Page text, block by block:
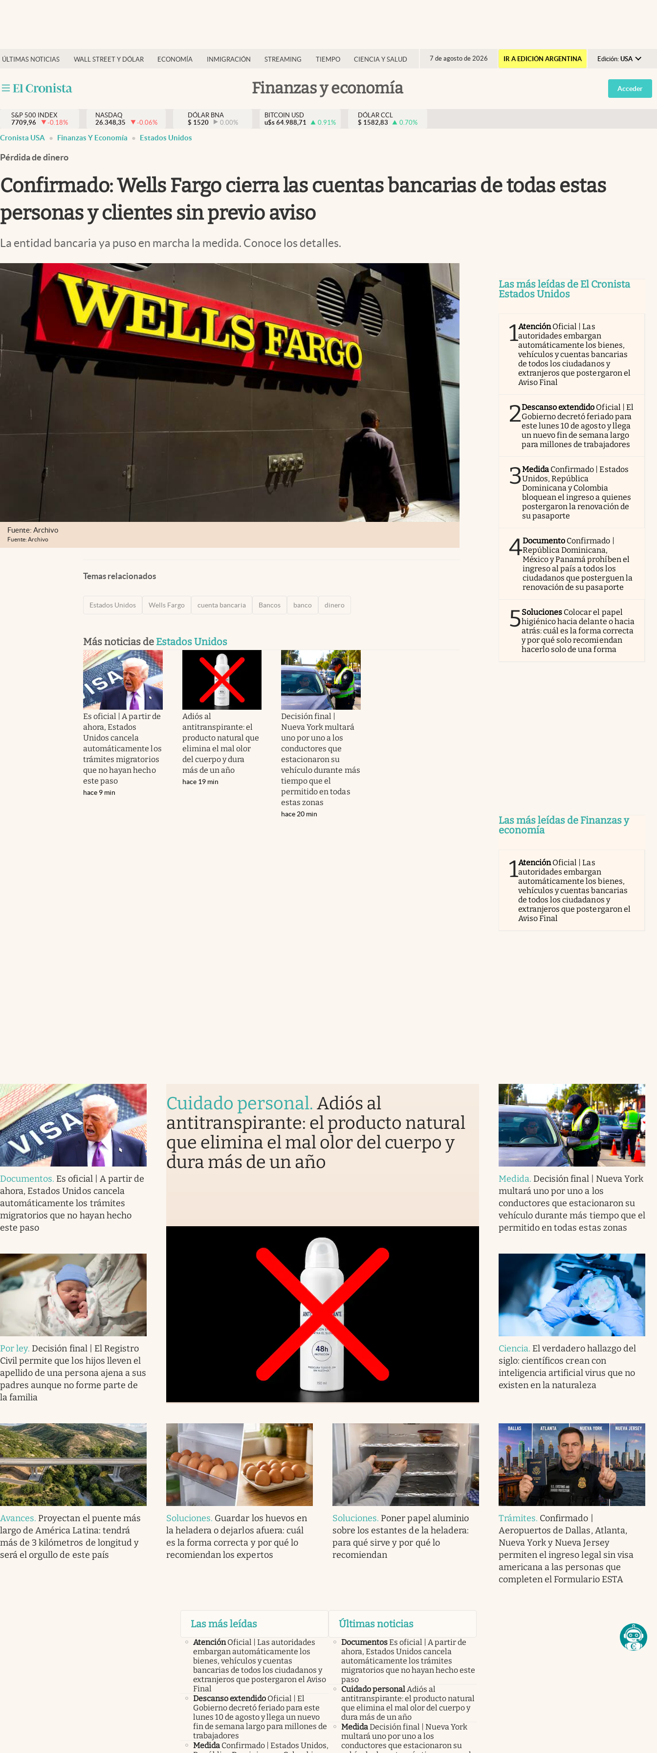
ÚLTIMAS NOTICIAS WALL STREET Y DÓLAR ECONOMÍA INMIGRACIÓN STREAMING TIEMPO CIENCIA Y SALUD 7 de agosto de 2026 IR A EDICIÓN ARGENTINA Edición: USA
Argentina
España
Finanzas y economía
Finanzas y economía
Inmigración
Trending
Streaming
Lifestyle
Acceder
S&P 500 INDEX
7709,96
-0.18%
NASDAQ
26.348,35
-0.06%
DÓLAR BNA
$ 1520 0.00%
BITCOIN USD
u$s 64.988,71 0.91%
DÓLAR CCL
$ 1582,83 0.70%
Cronista USA Finanzas Y Economía Estados Unidos
Pérdida de dinero
Confirmado: Wells Fargo cierra las cuentas bancarias de todas estas
personas y clientes sin previo aviso
La entidad bancaria ya puso en marcha la medida. Conoce los detalles.
Fuente: Archivo
Fuente: Archivo
Temas relacionados
Estados Unidos Wells Fargo cuenta bancaria Bancos banco dinero
Más noticias de Estados Unidos
Es oficial | A partir de
ahora, Estados
Unidos cancela
automáticamente los
trámites migratorios
que no hayan hecho
este paso
hace 9 min
Adiós al
antitranspirante: el
producto natural que
elimina el mal olor
del cuerpo y dura
más de un año
hace 19 min
Decisión final |
Nueva York multará
uno por uno a los
conductores que
estacionaron su
vehículo durante más
tiempo que el
permitido en todas
estas zonas
hace 20 min
Las más leídas de El Cronista
Estados Unidos
1AtenciónOficial | Las
autoridades embargan
automáticamente los bienes,
vehículos y cuentas bancarias
de todos los ciudadanos y
extranjeros que postergaron el
Aviso Final
2Descanso extendido Oficial | El
Gobierno decretó feriado para
este lunes 10 de agosto y llega
un nuevo fin de semana largo
para millones de trabajadores
3Medida Confirmado | Estados
Unidos, República
Dominicana y Colombia
bloquean el ingreso a quienes
postergaron la renovación de
su pasaporte
4Documento Confirmado |
República Dominicana,
México y Panamá prohíben el
ingreso al país a todos los
ciudadanos que posterguen la
renovación de su pasaporte
5Soluciones Colocar el papel
higiénico hacia delante o hacia
atrás: cuál es la forma correcta
y por qué solo recomiendan
hacerlo solo de una forma
Las más leídas de Finanzas y
economía
1AtenciónOficial | Las
autoridades embargan
automáticamente los bienes,
vehículos y cuentas bancarias
de todos los ciudadanos y
extranjeros que postergaron el
Aviso Final
Documentos. Es oficial | A partir de
ahora, Estados Unidos cancela
automáticamente los trámites
migratorios que no hayan hecho
este paso
Cuidado personal. Adiós al
antitranspirante: el producto natural
que elimina el mal olor del cuerpo y
dura más de un año
Medida. Decisión final | Nueva York
multará uno por uno a los
conductores que estacionaron su
vehículo durante más tiempo que el
permitido en todas estas zonas
Por ley. Decisión final | El Registro
Civil permite que los hijos lleven el
apellido de una persona ajena a sus
padres aunque no forme parte de
la familia
Ciencia. El verdadero hallazgo del
siglo: científicos crean con
inteligencia artificial virus que no
existen en la naturaleza
Avances. Proyectan el puente más
largo de América Latina: tendrá
más de 3 kilómetros de longitud y
será el orgullo de este país
Soluciones. Guardar los huevos en
la heladera o dejarlos afuera: cuál
es la forma correcta y por qué lo
recomiendan los expertos
Soluciones. Poner papel aluminio
sobre los estantes de la heladera:
para qué sirve y por qué lo
recomiendan
Trámites. Confirmado |
Aeropuertos de Dallas, Atlanta,
Nueva York y Nueva Jersey
permiten el ingreso legal sin visa
americana a las personas que
completen el Formulario ESTA
Las más leídas
Atención Oficial | Las autoridades
embargan automáticamente los
bienes, vehículos y cuentas
bancarias de todos los ciudadanos y
extranjeros que postergaron el Aviso
Final
Descanso extendido Oficial | El
Gobierno decretó feriado para este
lunes 10 de agosto y llega un nuevo
fin de semana largo para millones de
trabajadores
Medida Confirmado | Estados Unidos,
Últimas noticias
DocumentosEs oficial | A partir de
ahora, Estados Unidos cancela
automáticamente los trámites
migratorios que no hayan hecho este
paso
Cuidado personal Adiós al
antitranspirante: el producto natural
que elimina el mal olor del cuerpo y
dura más de un año
MedidaDecisión final | Nueva York
multará uno por uno a los
conductores que estacionaron su